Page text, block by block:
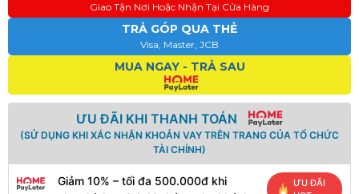
Giao Tận Nơi Hoặc Nhận Tại Cửa Hàng
TRẢ GÓP QUA THẺ
Visa, Master, JCB
MUA NGAY - TRẢ SAU
ƯU ĐÃI KHI THANH TOÁN
(SỬ DỤNG KHI XÁC NHẬN KHOẢN VAY TRÊN TRANG CỦA TỔ CHỨC
TÀI CHÍNH)
Giảm 10% – tối đa 500.000đ khi
ƯU ĐÃI